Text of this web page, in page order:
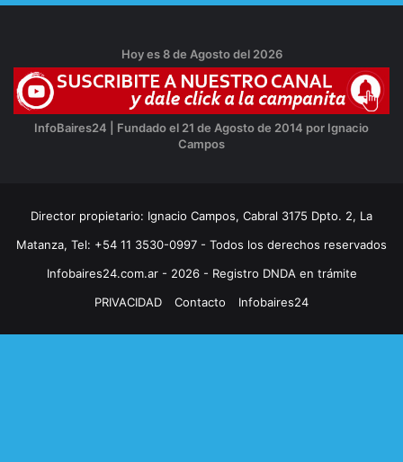
Hoy es 8 de Agosto del 2026
InfoBaires24 | Fundado el 21 de Agosto de 2014 por Ignacio
Campos
Director propietario: Ignacio Campos, Cabral 3175 Dpto. 2, La
Matanza, Tel: +54 11 3530-0997 - Todos los derechos reservados
Infobaires24.com.ar - 2026 - Registro DNDA en trámite
PRIVACIDAD
Contacto Infobaires24